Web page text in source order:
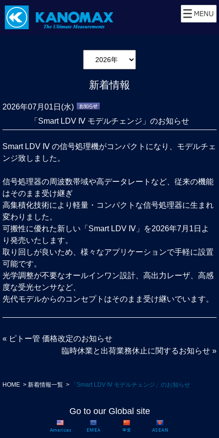
新着情報
2026年07月01日(水)
「Smart LDV Ⅳ モデルチェンジ」のお知らせ
Smart LDV Ⅳ の信号処理機がコンパクトになり、モデルチェ
ンジ致しました。
信号処理器の周波数帯域や高データレートなど、従来の機能
はそのまま受け継ぎ
高集積化技術により軽量・コンパクトな信号処理器に生まれ
変わりました。
可搬性に優れた新しい「Smart LDV Ⅳ」を2026年7月1日よ
り発売いたします。
取り回しが良いため、様々なアプリケーションで手軽に設置
可能です。
光学調整が不要なオールインワン設計、高出力レーザ、高感
度な受光センサなど、
先代モデルからのコンセプトはそのまま受け継いでいます。
« ピトー管 価格改定のお知らせ
臨時休業と出荷業務休止に関するお知らせ »
HOME 新着情報一覧 「Smart LDV Ⅳ モデルチェンジ」のお知らせ
Go to our Global site